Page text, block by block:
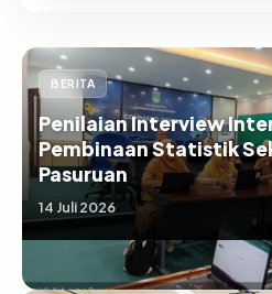
BERITA
Penilaian Interview
Pembinaan Statistik
Pasuruan
14 Juli 2026